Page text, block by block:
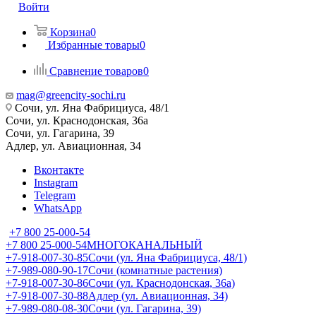
Войти
Корзина0
Избранные товары0
Сравнение товаров0
mag@greencity-sochi.ru
Сочи, ул. Яна Фабрициуса, 48/1
Сочи, ул. Краснодонская, 36а
Сочи, ул. Гагарина, 39
Адлер, ул. Авиационная, 34
Вконтакте
Instagram
Telegram
WhatsApp
+7 800 25-000-54
+7 800 25-000-54МНОГОКАНАЛЬНЫЙ
+7-918-007-30-85Сочи (ул. Яна Фабрициуса, 48/1)
+7-989-080-90-17Сочи (комнатные растения)
+7-918-007-30-86Сочи (ул. Краснодонская, 36а)
+7-918-007-30-88Адлер (ул. Авиационная, 34)
+7-989-080-08-30Сочи (ул. Гагарина, 39)